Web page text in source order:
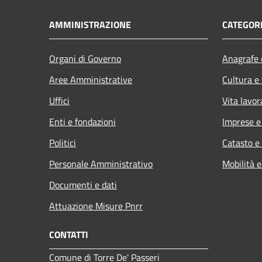
AMMINISTRAZIONE
Organi di Governo
Aree Amministrative
Uffici
Enti e fondazioni
Politici
Personale Amministrativo
Documenti e dati
Attuazione Misure Pnrr
Cultura
Vita
Imprese
Catasto
Mobilità
CONTATTI
Comune di Torre De' Passeri